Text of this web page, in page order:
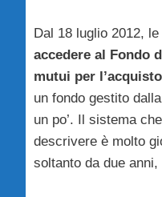
Dal 18 luglio 2012,
accedere al Fondo
mutui per
un fondo gestito
un po’. Il sistema
descrivere è molto
soltanto da due anni,